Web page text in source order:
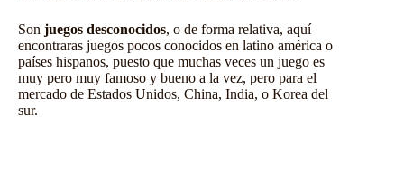
Son juegos desconocidos, o de forma relativa, aquí
encontraras juegos pocos conocidos en latino américa o
países hispanos, puesto que muchas veces un juego es
muy pero muy famoso y bueno a la vez, pero para el
mercado de Estados Unidos, China, India, o Korea del
sur.